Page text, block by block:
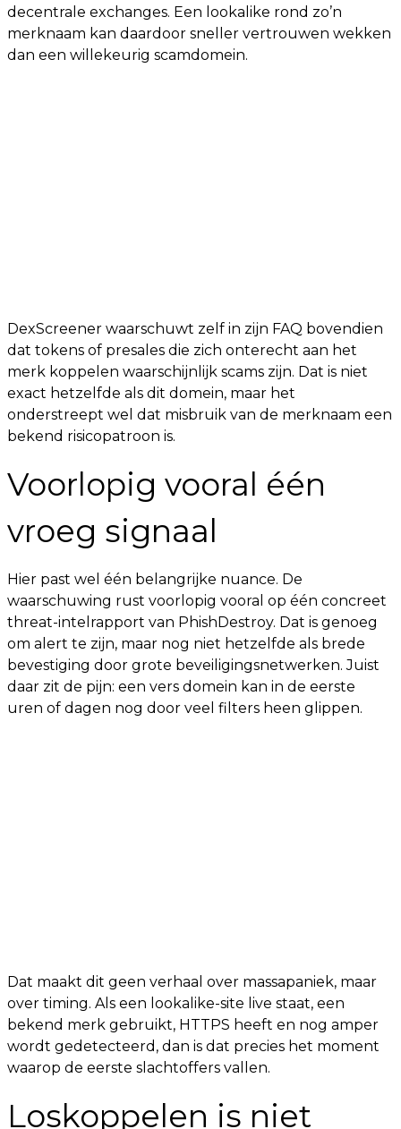
decentrale exchanges. Een lookalike rond zo’n
merknaam kan daardoor sneller vertrouwen wekken
dan een willekeurig scamdomein.
DexScreener waarschuwt zelf in zijn FAQ bovendien
dat tokens of presales die zich onterecht aan het
merk koppelen waarschijnlijk scams zijn. Dat is niet
exact hetzelfde als dit domein, maar het
onderstreept wel dat misbruik van de merknaam een
bekend risicopatroon is.
Voorlopig vooral één
vroeg signaal
Hier past wel één belangrijke nuance. De
waarschuwing rust voorlopig vooral op één concreet
threat-intelrapport van PhishDestroy. Dat is genoeg
om alert te zijn, maar nog niet hetzelfde als brede
bevestiging door grote beveiligingsnetwerken. Juist
daar zit de pijn: een vers domein kan in de eerste
uren of dagen nog door veel filters heen glippen.
Dat maakt dit geen verhaal over massapaniek, maar
over timing. Als een lookalike-site live staat, een
bekend merk gebruikt, HTTPS heeft en nog amper
wordt gedetecteerd, dan is dat precies het moment
waarop de eerste slachtoffers vallen.
Loskoppelen is niet